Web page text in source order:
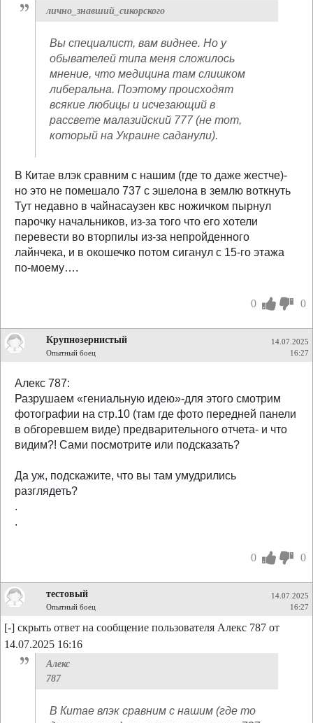
лично_знавший_сикорского
Вы специалист, вам виднее. Но у
обывателей типа меня сложилось
мнение, что медицина там слишком
либеральна. Поэтому происходят
всякие любицы и исчезающий в
рассвете малазийский 777 (не тот,
который на Украине саданули).
В Китае влэк сравним с нашим (где то даже жестче)-
но это не помешало 737 с эшелона в землю воткнуть
Тут недавно в чайнасаузен квс ножичком пырнул
парочку начальников, из-за того что его хотели
перевести во вторпилы из-за непройденного
лайнчека, и в окошечко потом сиганул с 15-го этажа
по-моему….
0 0
Крупнозернистый
Опытный боец
14.07.2025
16:27
Алекс 787:
Разрушаем «гениальную идею»-для этого смотрим
фотографии на стр.10 (там где фото передней панели
в обгоревшем виде) предварительного отчета- и что
видим?! Сами посмотрите или подсказать?
Да уж, подскажите, что вы там умудрились
разглядеть?
.
.
0 0
тестовый
Опытный боец
14.07.2025
16:27
[-] скрыть ответ на сообщение пользователя Алекс 787 от
14.07.2025 16:16
Алекс
787
В Китае влэк сравним с нашим (где то